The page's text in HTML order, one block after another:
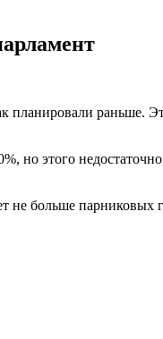
планировали раньше.
но этого
не больше парниковых